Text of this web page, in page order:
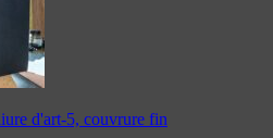
d'art-5, couvrure fin